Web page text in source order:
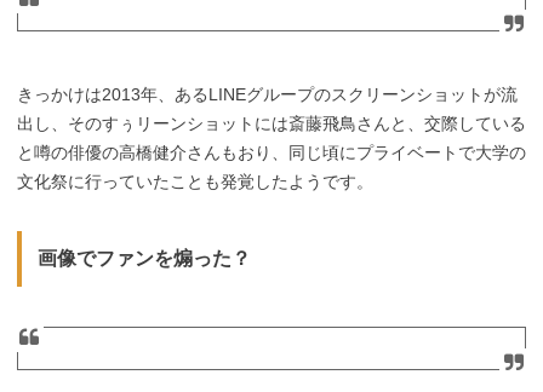
きっかけは2013年、あるLINEグループのスクリーンショットが流
出し、そのすぅリーンショットには斎藤飛鳥さんと、交際している
と噂の俳優の高橋健介さんもおり、同じ頃にプライベートで大学の
文化祭に行っていたことも発覚したようです。
画像でファンを煽った？